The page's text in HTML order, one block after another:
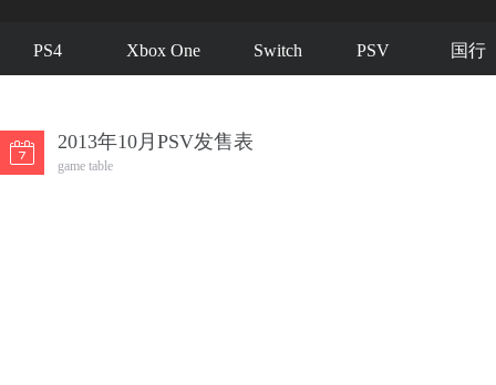
PS4 Xbox One Switch PSV 国行
2013年10月PSV发售表
game table